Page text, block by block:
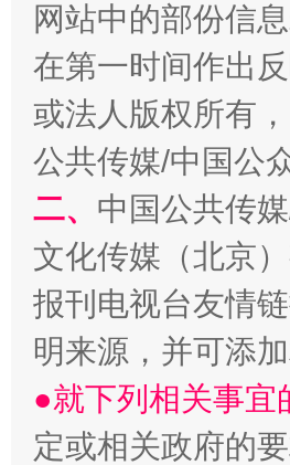
全民健身五年计划来了！等你
阿坝州三大球赛在茂县开幕
网站中的部份信
在第一时间作出
或法人版权所有
公共传媒/中国公
二、 中国公共传
文化传媒（北京
报刊电视台友情
明来源，并可添加
●就下列相关事
定或相关政府的